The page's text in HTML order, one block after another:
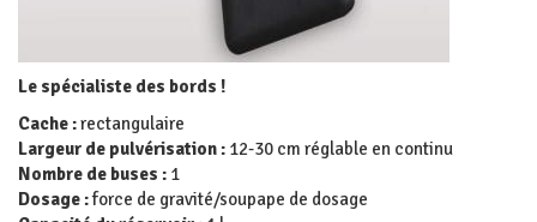
Le spécialiste des bords !
Cache :rectangulaire
Largeur de pulvérisation : 12-30 cm réglable en continu
Nombre de buses : 1
Dosage :force de gravité/soupape de dosage